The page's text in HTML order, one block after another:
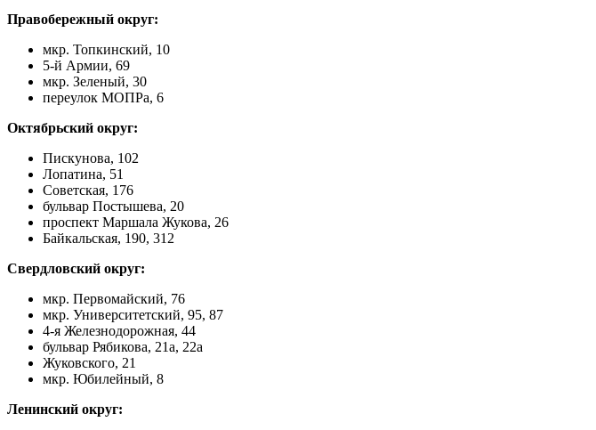
Правобережный округ:
мкр. Топкинский, 10
5-й Армии, 69
мкр. Зеленый, 30
переулок МОПРа, 6
Октябрьский округ:
Пискунова, 102
Лопатина, 51
Советская, 176
бульвар Постышева, 20
проспект Маршала Жукова, 26
Байкальская, 190, 312
Свердловский округ:
мкр. Первомайский, 76
мкр. Университетский, 95, 87
4-я Железнодорожная, 44
бульвар Рябикова, 21а, 22а
Жуковского, 21
мкр. Юбилейный, 8
Ленинский округ: